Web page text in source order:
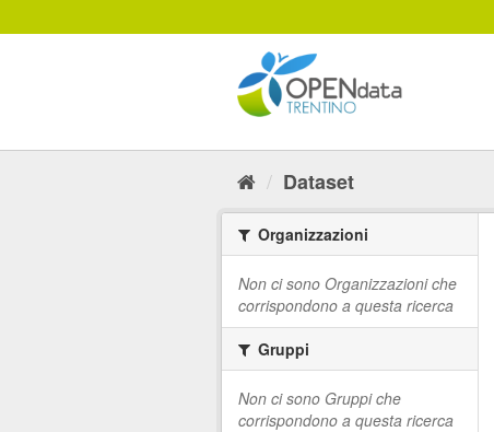
al
Dataset
Organizzazioni
Non ci sono Organizzazioni che
corrispondono a questa ricerca
Gruppi
Non ci sono Gruppi che
corrispondono a questa ricerca